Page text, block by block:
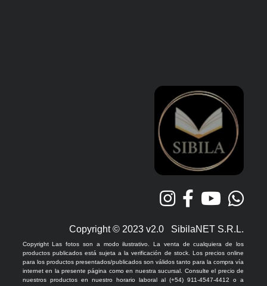
Copyright © 2023 v2.0 SibilaNET S.R.L.
Copyright Las fotos son a modo ilustrativo. La venta de cualquiera de los
productos publicados está sujeta a la verificación de stock. Los precios online
para los productos presentados/publicados son válidos tanto para la compra vía
internet en la presente página como en nuestra sucursal. Consulte el precio de
nuestros productos en nuestro horario laboral al (+54) 911-4547-4412 o a